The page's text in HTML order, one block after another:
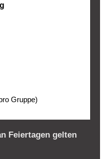
Gruppe)
Feiertagen gelten